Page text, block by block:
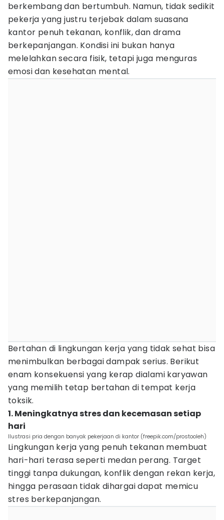
berkembang dan bertumbuh. Namun, tidak sedikit
pekerja yang justru terjebak dalam suasana
kantor penuh tekanan, konflik, dan drama
berkepanjangan. Kondisi ini bukan hanya
melelahkan secara fisik, tetapi juga menguras
emosi dan kesehatan mental.
Bertahan di lingkungan kerja yang tidak sehat bisa
menimbulkan berbagai dampak serius. Berikut
enam konsekuensi yang kerap dialami karyawan
yang memilih tetap bertahan di tempat kerja
toksik.
1. Meningkatnya stres dan kecemasan setiap
hari
Ilustrasi pria dengan banyak pekerjaan di kantor (freepik.com/prostooleh)
Lingkungan kerja yang penuh tekanan membuat
hari-hari terasa seperti medan perang. Target
tinggi tanpa dukungan, konflik dengan rekan kerja,
hingga perasaan tidak dihargai dapat memicu
stres berkepanjangan.